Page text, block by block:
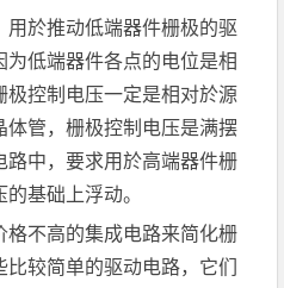
於推动低端器件栅极的驱
低端器件各点的电位是相
控制电压一定是相对於源
体管，栅极控制电压是满摆
路中，要求用於高端器件栅
基础上浮动。
不高的集成电路来简化栅
较简单的驱动电路，它们